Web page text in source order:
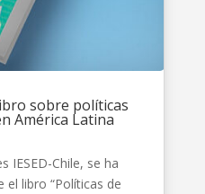
sobre políticas
América Latina
IESED-Chile, se ha
libro “Políticas de